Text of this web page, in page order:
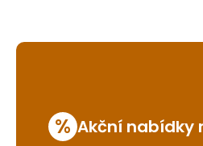
% Akční nabídky